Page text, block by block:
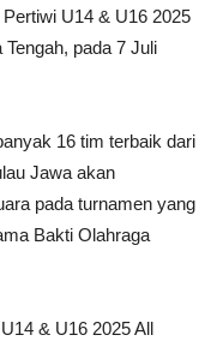
U14 & U16 2025
pada 7 Juli
16 tim terbaik dari
Jawa akan
pada turnamen yang
Bakti Olahraga
& U16 2025 All